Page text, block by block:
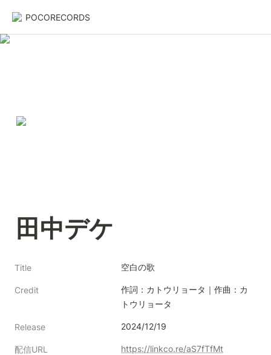
POCORECORDS
田中デケ
Title 空白の歌
Credit
作詞：カトウリョータ｜作曲：カ
トウリョータ
Release 2024/12/19
配信URL https://linkco.re/aS7fTfMt